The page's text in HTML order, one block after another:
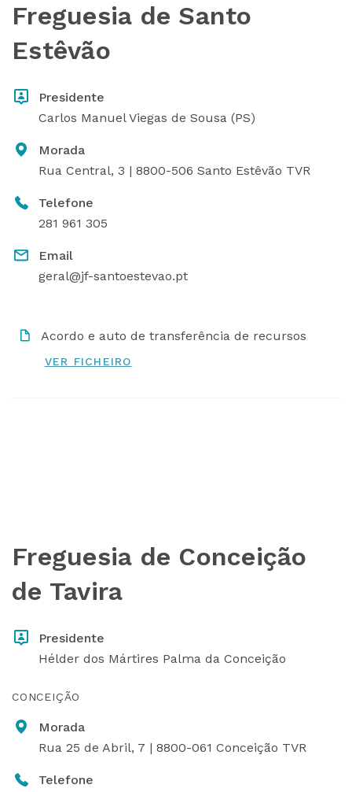
Freguesia de Santo
Estêvão
Presidente
Carlos Manuel Viegas de Sousa (PS)
Morada
Rua Central, 3 | 8800-506 Santo Estêvão TVR
Telefone
281 961 305
Email
geral@jf-santoestevao.pt
Acordo e auto de transferência de recursos
Freguesia de Conceição
de Tavira
Presidente
Hélder dos Mártires Palma da Conceição
CONCEIÇÃO
Morada
Rua 25 de Abril, 7 | 8800-061 Conceição TVR
Telefone